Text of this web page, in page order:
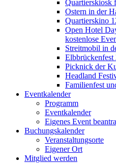
Quartierskiosk
Ostern in der
Quartierskino
Open Hotel
kostenlose
Streitmobil in
Elbbrückenfest
Picknick der
Headland
Familienfest
Eventkalender
Programm
Eventkalender
Eigenes Event
Buchungskalender
Veranstaltungsorte
Eigener Ort
Mitglied werden